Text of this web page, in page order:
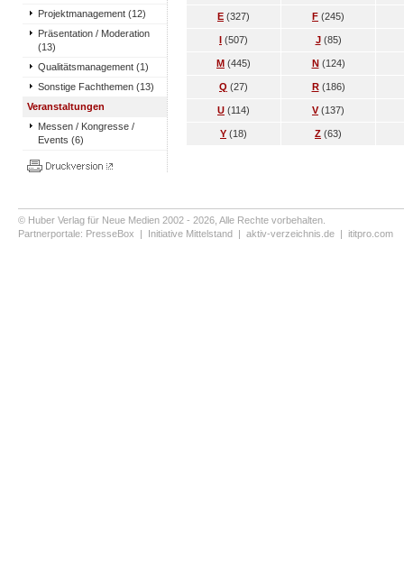
Projektmanagement (12)
Präsentation / Moderation
(13)
Qualitätsmanagement (1)
Sonstige Fachthemen (13)
Veranstaltungen
Messen / Kongresse /
Events (6)
E (327) F (245)
I (507) J(85)
M (445) N(124)
Q (27) R(186)
U (114) V(137)
Y (18) Z (63)
© Huber Verlag für Neue Medien 2002 - 2026, Alle Rechte vorbehalten.
Partnerportale: PresseBox | Initiative Mittelstand | aktiv-verzeichnis.de | ititpro.com